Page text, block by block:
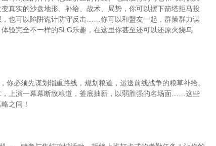
真实的沙盘地形、补给、战术、局势，你可以摆下箭塔拒马投
也可以陷阱诡计防守反击……你可以和盟友一起，群策群力谋
验完全不一样的SLG乐趣，在这里你甚至还可以还原火烧乌
必须先谋划辎重路线，规划粮道，运送前线战争的粮草补给。
上演一幕幕断敌粮道，釜底抽薪，以弱胜强的名场面……这些
之间！